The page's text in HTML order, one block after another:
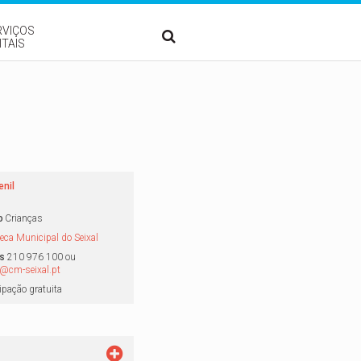
Crianças
Municipal do Seixal
210 976 100 ou
seixal.pt
gratuita